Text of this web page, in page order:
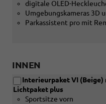
in
Verbindung
mit
digitale OLED-
Umgebungskameras 3D
Parkassistent pro mit
INNEN
Interieurpaket VI
Lichtpaket plus
Sportsitze vorn